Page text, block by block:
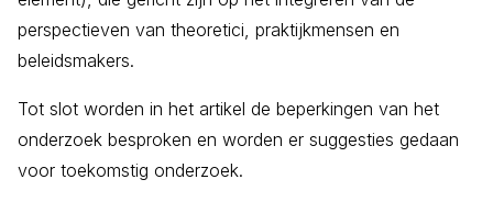
perspectieven van theoretici, praktijkmensen en
beleidsmakers.
Tot slot worden in het artikel de beperkingen van het
onderzoek besproken en worden er suggesties gedaan
voor toekomstig onderzoek.